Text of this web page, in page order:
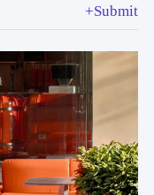
+Submit